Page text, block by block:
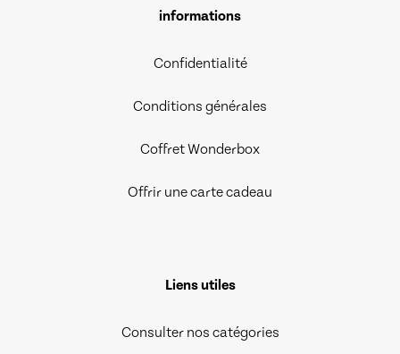
informations
Confidentialité
Conditions générales
Coffret Wonderbox
Offrir une carte cadeau
Liens utiles
Consulter nos catégories